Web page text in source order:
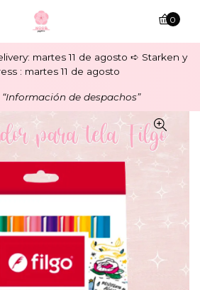
martes 11 de agosto ➪ Starken y
: martes 11 de agosto
de despachos”
0